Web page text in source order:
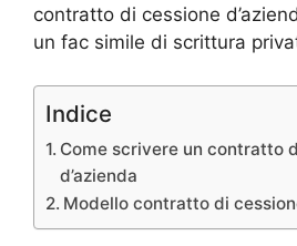
contratto di cessione
un fac simile di scrittura
Indice
Come scrivere un contratto
d’azienda
Modello contratto di